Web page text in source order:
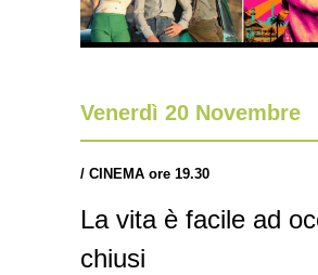
Venerdì 20 Novembre
/ CINEMA ore 19.30
La vita è facile ad
chiusi